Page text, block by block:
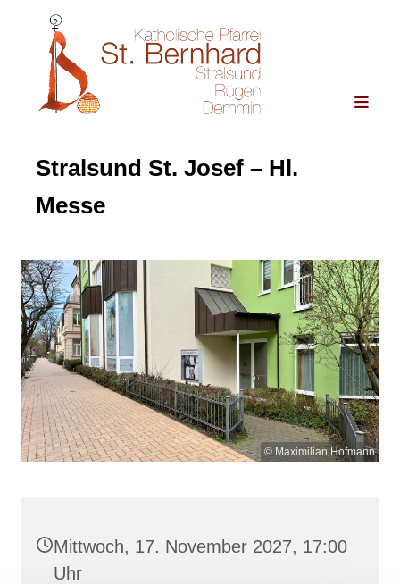
Stralsund St. Josef – Hl.
Messe
© Maximilian Hofmann
Mittwoch, 17. November 2027, 17:00
Uhr